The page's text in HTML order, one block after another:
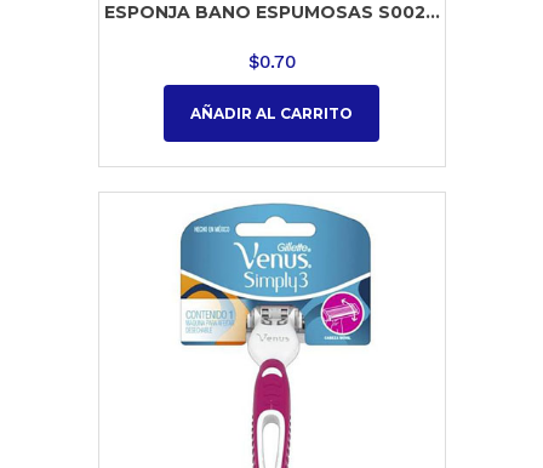
ESPONJA BANO ESPUMOSAS S002...
$0.70
AÑADIR AL CARRITO